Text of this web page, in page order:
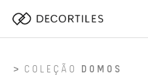
COLEÇÃO DOMOS